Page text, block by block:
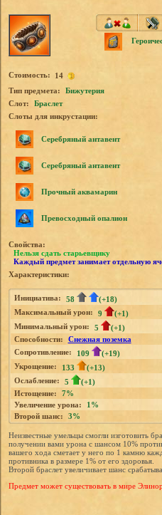
Стоимость:
14
Tип предмета:
Бижутерия
Слот:
Браслет
Слоты для инкрустации:
Серебряный антавент
Серебряный антавент
Прочный аквамарин
Превосходный опалион
Свойства:
Нельзя сдать старьевщику
Каждый предмет занимает отдельную
Характеристики:
Инициатива: 58
(+18)
Максимальный урон:
9
(+1)
Минимальный урон:
5
(+1)
Способности:
Снежная поземка
Сопротивление:
109
(+19)
Укрощение:
133
(+13)
Ослабление:
5
(+1)
Истощение:
7%
Увеличение урона:
1%
Второй шанс:
3%
Неизвестные умельцы смогли изготовить
получении вами урона с шансом 10%
вашего хода сметает у него по 1 камню
противника в размере 1% от его здоровья.
Второй браслет увеличивает шанс
Предмет может существовать в мире